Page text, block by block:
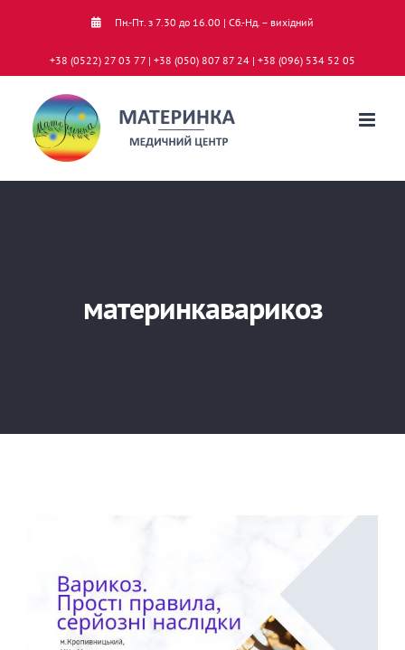
Пн.-Пт. з 7.30 до 16.00 | Сб.-Нд. – вихідний
+38 (0522) 27 03 77 | +38 (050) 807 87 24 | +38 (096) 534 52 05
материнкаварикоз